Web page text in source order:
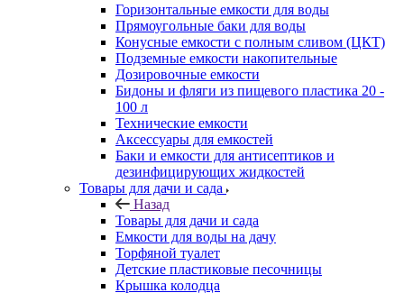
Горизонтальные емкости для воды
Прямоугольные баки для воды
Конусные емкости с полным сливом (ЦКТ)
Подземные емкости накопительные
Дозировочные емкости
Бидоны и фляги из пищевого пластика 20 -
100 л
Технические емкости
Аксессуары для емкостей
Баки и емкости для антисептиков и
дезинфицирующих жидкостей
Товары для дачи и сада
Назад
Товары для дачи и сада
Емкости для воды на дачу
Торфяной туалет
Детские пластиковые песочницы
Крышка колодца